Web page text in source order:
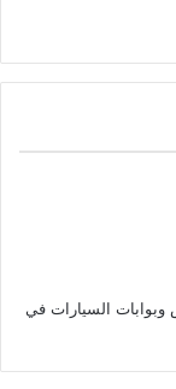
وبوابات السيارات في